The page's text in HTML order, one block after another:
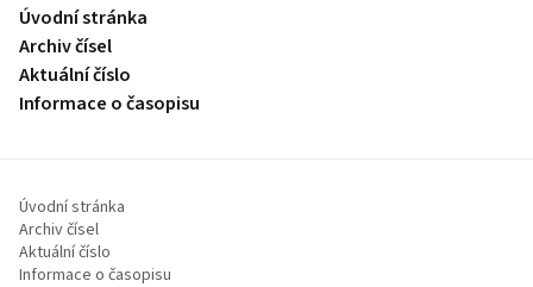
Úvodní stránka
Archiv čísel
Aktuální číslo
Informace o časopisu
Úvodní stránka
Archiv čísel
Aktuální číslo
Informace o časopisu